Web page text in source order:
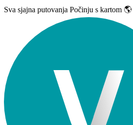
Sva sjajna putovanja Počinju s kartom 🌎